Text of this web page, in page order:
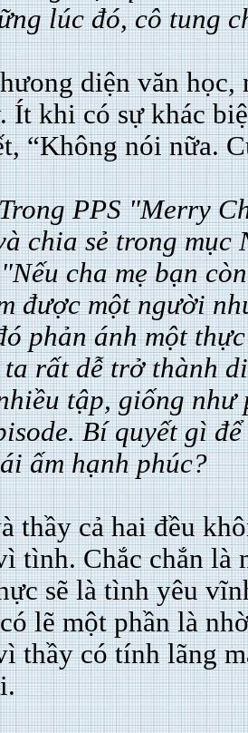
lúc đó, cô tung
diện văn học,
Ít khi có sự khác
“Không nói nữa.
PPS "Merry
chia sẻ trong mục
cha mẹ bạn
được một người
phản ánh một
rất dễ trở thành
tập, giống
Bí quyết gì
ấm hạnh phúc?
thầy cả hai đều
tình. Chắc chắn là
sẽ là tình yêu
lẽ một phần là
thầy có tính lãng